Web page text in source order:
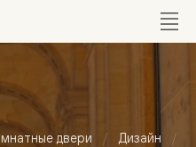
двери Дизайн